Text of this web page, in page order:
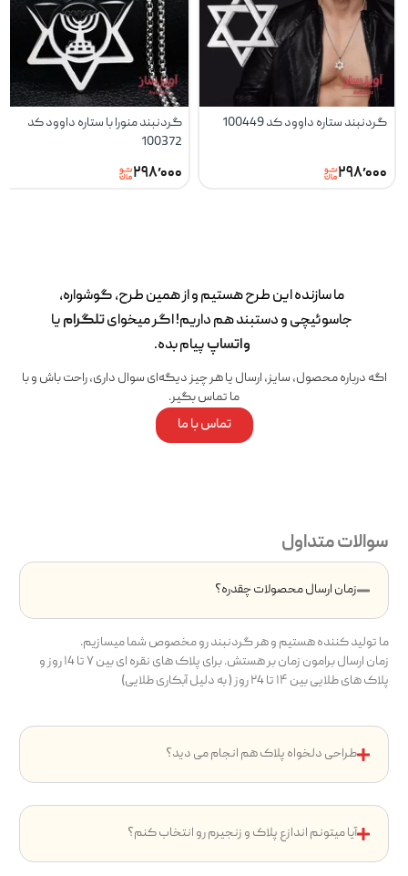
گردنبند ستاره داوود کد 100449
۲۹۸٬۰۰۰
گردنبند منورا با ستاره داوود کد
100372
۲۹۸٬۰۰۰
ما سازنده این طرح‌ هستیم و از همین طرح، گوشواره،
جاسوئیچی و دستبند هم داریم! اگر میخوایتلگرامیا
واتساپپیام بده.
اگه درباره محصول، سایز، ارسال یا هر چیز دیگه‌ای سوال داری، راحت باش و با
ما تماس بگیر.
تماس با ما
سوالات متداول
زمان ارسال محصولات چقدره؟
ما تولید کننده هستیم و هر گردنبند رو مخصوص شما میسازیم.
زمان ارسال برامون زمان بر هستش. برای پلاک های نقره ای بین ۷ تا ۱4 روز و
پلاک های طلایی بین ۱۴ تا ۲4 روز ( به دلیل آبکاری طلایی)
طراحی دلخواه پلاک هم انجام می دید؟
آیا میتونم اندازع پلاک و زنجیرم رو انتخاب کنم؟